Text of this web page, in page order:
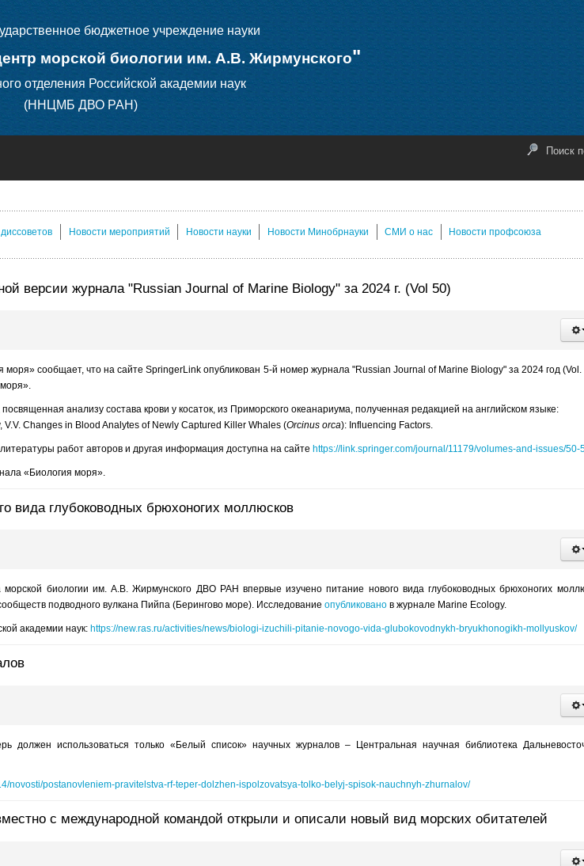
бюджетное учреждение науки
морской биологии им. А.В. Жирмунского"
отделения Российской академии наук
(ННЦМБ ДВО РАН)
Поиск
Новости мероприятий Новости науки Новости Минобрнауки СМИ о нас Новости профсоюза
версии журнала "Russian Journal of Marine Biology" за 2024 г. (Vol 50)
моря» сообщает, что на сайте SpringerLink опубликован 5-й номер журнала "Russian Journal of Marine Biology" за 2024 год (Vol.
анализу состава крови у косаток, из Приморского океанариума, полученная редакцией на английском языке:
V.V. Changes in Blood Analytes of Newly Captured Killer Whales (Orcinus orca): Influencing Factors.
работ авторов и другая информация доступна на сайте https://link.springer.com/journal/11179/volumes-and-issues/50-
«Биология моря».
вида глубоководных брюхоногих моллюсков
биологии им. А.В. Жирмунского ДВО РАН впервые изучено питание нового вида глубоководных брюхоногих
подводного вулкана Пийпа (Берингово море). Исследование опубликованов журнале Marine Ecology.
академии наук: https://new.ras.ru/activities/news/biologi-izuchili-pitanie-novogo-vida-glubokovodnykh-bryukhonogikh-mollyuskov/
должен использоваться только «Белый список» научных журналов – Центральная научная библиотека
novosti/postanovleniem-pravitelstva-rf-teper-dolzhen-ispolzovatsya-tolko-belyj-spisok-nauchnyh-zhurnalov/
с международной командой открыли и описали новый вид морских обитателей